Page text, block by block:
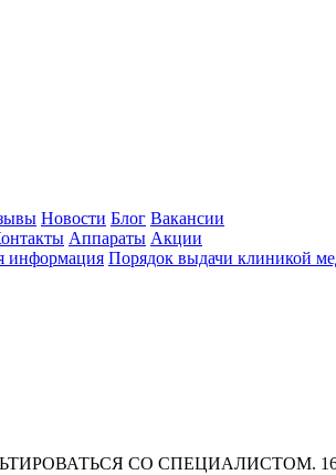
Новости Блог Вакансии
Аппараты Акции
информация Порядок выдачи клиникой
СО СПЕЦИАЛИСТОМ. 16+